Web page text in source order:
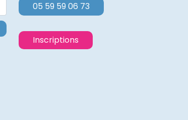
05 59 59 06 73
Inscriptions